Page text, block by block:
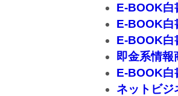
E-BOOK白
E-BOOK白
E-BOOK白
即金系情報
E-BOOK白
ネットビジ